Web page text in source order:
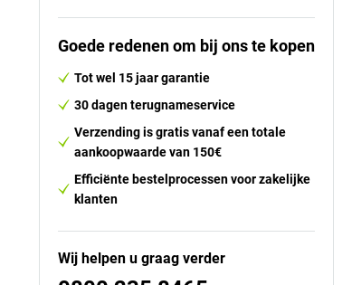
Goede redenen om bij ons te kopen
Tot wel 15 jaar garantie
30 dagen terugnameservice
Verzending is gratis vanaf een totale
aankoopwaarde van 150€
Efficiënte bestelprocessen voor zakelijke
klanten
Wij helpen u graag verder